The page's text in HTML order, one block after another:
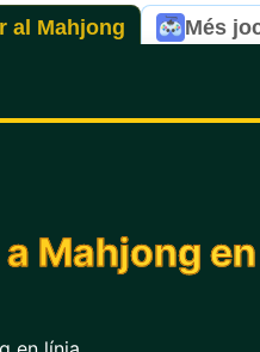
al Mahjong Més
Mahjong